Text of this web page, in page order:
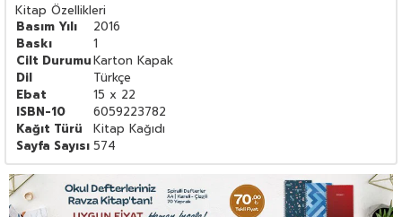
Kitap Özellikleri
Basım Yılı
2016
Baskı
1
Cilt DurumuKarton Kapak
Dil
Türkçe
Ebat
15 x 22
ISBN-10
6059223782
Kağıt Türü
Kitap Kağıdı
Sayfa Sayısı 574